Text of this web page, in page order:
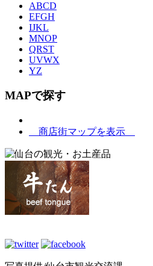
ABCD
EFGH
IJKL
MNOP
QRST
UVWX
YZ
MAPで探す
商店街マップを表示